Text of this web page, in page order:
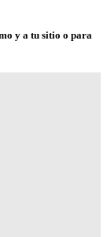
y a tu sitio o para